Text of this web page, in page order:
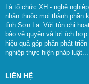
Là tổ chức XH - nghề
nhân thuộc mọi thành phần
tỉnh Sơn La. Với tôn chỉ
bảo vệ quyền và lợi ích
hiệu quả góp phần phát
nghiệp thực hiện pháp luật...
LIÊN HỆ